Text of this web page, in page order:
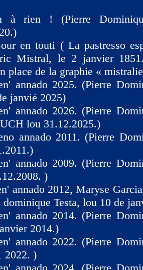
à rien ! (Pierre
en touti ( La pastresso
Mistral, le 2 janvier
place de la graphie «
annado 2025. (Pierre
janvié 2025)
annado 2026. (Pierre
lou 31.12.2025.)
annado 2011. (Pierre
annado 2009. (Pierre
)
annado 2012, Maryse
dominique Testa, lou 10 de
annado 2014. (Pierre
2014.)
annado 2022. (Pierre
2022. )